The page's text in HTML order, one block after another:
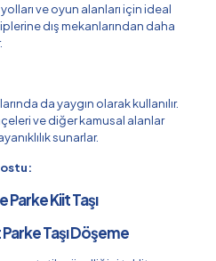
ve oyun alanları için ideal
dış mekanlarından daha
da yaygın olarak kullanılır.
ve diğer kamusal alanlar
sunarlar.
Kiit Taşı
Taşı Döşeme